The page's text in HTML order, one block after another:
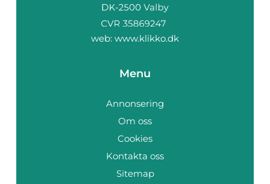
web: www.klikko.dk
Menu
Annonsering
Om oss
Cookies
Kontakta oss
Sitemap